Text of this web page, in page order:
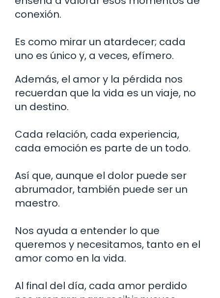
conexión.
Es como mirar un atardecer; cada
uno es único y, a veces, efímero.
Además, el amor y la pérdida nos
recuerdan que la vida es un viaje, no
un destino.
Cada relación, cada experiencia,
cada emoción es parte de un todo.
Así que, aunque el dolor puede ser
abrumador, también puede ser un
maestro.
Nos ayuda a entender lo que
queremos y necesitamos, tanto en el
amor como en la vida.
Al final del día, cada amor perdido